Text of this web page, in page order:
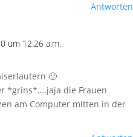
Antworten
um 12:26 a.m.
🙂
*grins*….jaja die Frauen
am Computer mitten in der